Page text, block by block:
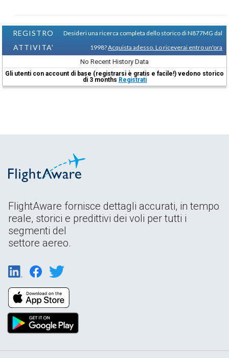
REGISTRO
ATTIVITA'
Desideri una ricerca completa dello storico di N877MG dal
1998?Acquista adesso. Lo riceverai entro un'ora
No Recent History Data
Gli utenti con account di base (registrarsi è gratis e facile!) vedono storico
di 3 months Registrati
FlightAware fornisce dettagli accurati, in tempo
reale, storici e predittivi dei voli per tutti i
segmenti del
settore aereo.